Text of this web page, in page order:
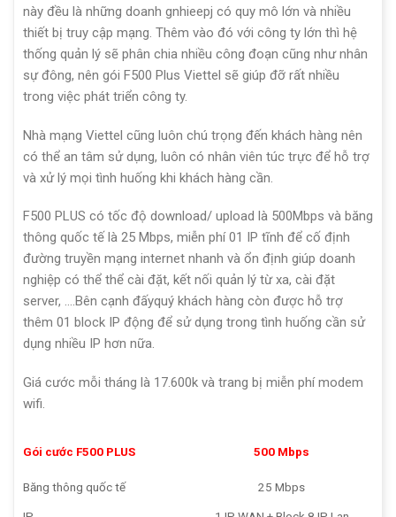
này đều là những doanh gnhieepj có quy mô lớn và nhiều
thiết bị truy cập mạng. Thêm vào đó với công ty lớn thì hệ
thống quản lý sẽ phân chia nhiều công đoạn cũng như nhân
sự đông, nên gói F500 Plus Viettel sẽ giúp đỡ rất nhiều
trong việc phát triển công ty.
Nhà mạng Viettel cũng luôn chú trọng đến khách hàng nên
có thể an tâm sử dụng, luôn có nhân viên túc trực để hỗ trợ
và xử lý mọi tình huống khi khách hàng cần.
F500 PLUS có tốc độ download/ upload là 500Mbps và băng
thông quốc tế là 25 Mbps, miễn phí 01 IP tĩnh để cố định
đường truyền mạng internet nhanh và ổn định giúp doanh
nghiệp có thể thể cài đặt, kết nối quản lý từ xa, cài đặt
server, ….Bên cạnh đấyquý khách hàng còn được hỗ trợ
thêm 01 block IP động để sử dụng trong tình huống cần sử
dụng nhiều IP hơn nữa.
Giá cước mỗi tháng là 17.600k và trang bị miễn phí modem
wifi.
Gói cước F500 PLUS 500 Mbps
Băng thông quốc tế 25 Mbps